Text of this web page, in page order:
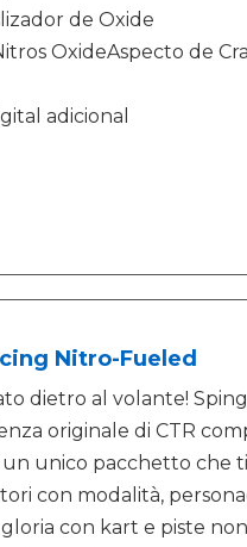
de Oxide
OxideAspecto de
adicional
Nitro-Fueled
dietro al volante!
originale di CTR
unico pacchetto che
con modalità,
con kart e piste